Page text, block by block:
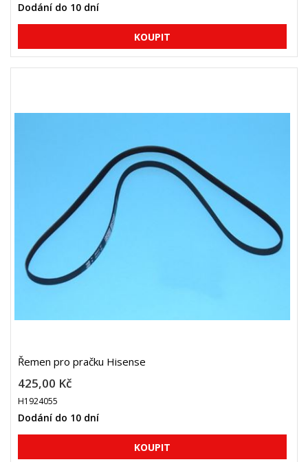
Dodání do 10 dní
Řemen pro pračku Hisense
425,00 Kč
H1924055
Dodání do 10 dní